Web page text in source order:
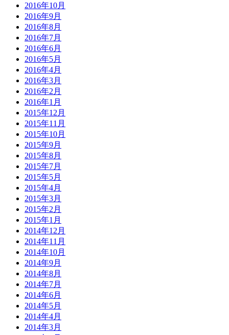
2016年10月
2016年9月
2016年8月
2016年7月
2016年6月
2016年5月
2016年4月
2016年3月
2016年2月
2016年1月
2015年12月
2015年11月
2015年10月
2015年9月
2015年8月
2015年7月
2015年5月
2015年4月
2015年3月
2015年2月
2015年1月
2014年12月
2014年11月
2014年10月
2014年9月
2014年8月
2014年7月
2014年6月
2014年5月
2014年4月
2014年3月